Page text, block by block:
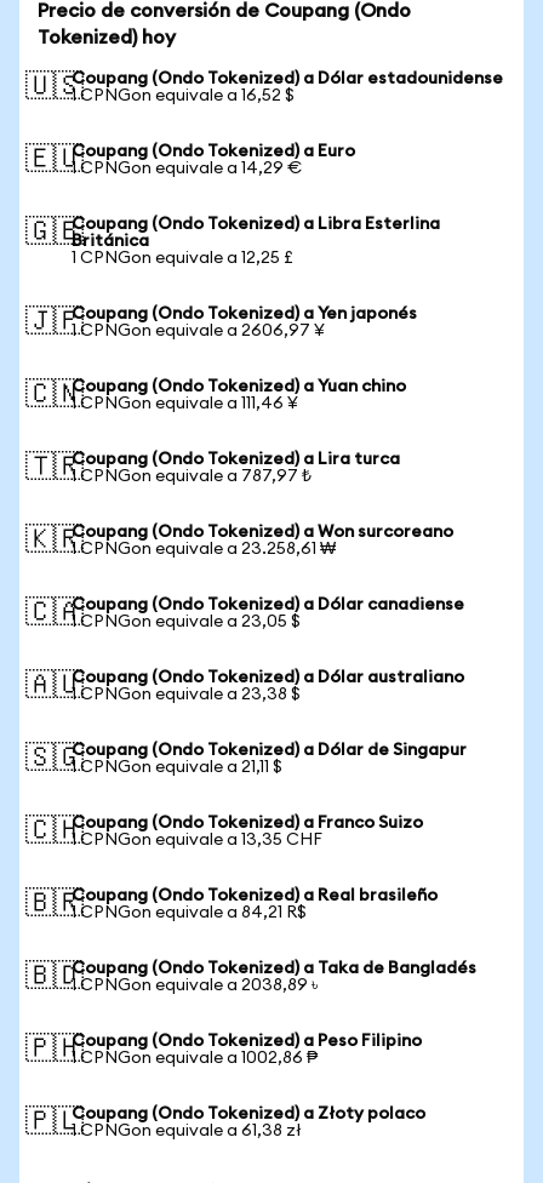
Precio de conversión de Coupang (Ondo
Tokenized) hoy
🇺🇸Coupang (Ondo Tokenized) a Dólar estadounidense
1 CPNGon equivale a 16,52 $
🇪🇺Coupang (Ondo Tokenized) a Euro
1 CPNGon equivale a 14,29 €
🇬🇧Coupang (Ondo Tokenized) a Libra Esterlina
Británica
1 CPNGon equivale a 12,25 £
🇯🇵Coupang (Ondo Tokenized) a Yen japonés
1 CPNGon equivale a 2606,97 ¥
🇨🇳Coupang (Ondo Tokenized) a Yuan chino
1 CPNGon equivale a 111,46 ¥
🇹🇷Coupang (Ondo Tokenized) a Lira turca
1 CPNGon equivale a 787,97 ₺
🇰🇷Coupang (Ondo Tokenized) a Won surcoreano
1 CPNGon equivale a 23.258,61 ₩
🇨🇦Coupang (Ondo Tokenized) a Dólar canadiense
1 CPNGon equivale a 23,05 $
🇦🇺Coupang (Ondo Tokenized) a Dólar australiano
1 CPNGon equivale a 23,38 $
🇸🇬Coupang (Ondo Tokenized) a Dólar de Singapur
1 CPNGon equivale a 21,11 $
🇨🇭Coupang (Ondo Tokenized) a Franco Suizo
1 CPNGon equivale a 13,35 CHF
🇧🇷Coupang (Ondo Tokenized) a Real brasileño
1 CPNGon equivale a 84,21 R$
🇧🇩Coupang (Ondo Tokenized) a Taka de Bangladés
1 CPNGon equivale a 2038,89 ৳
🇵🇭Coupang (Ondo Tokenized) a Peso Filipino
1 CPNGon equivale a 1002,86 ₱
🇵🇱Coupang (Ondo Tokenized) a Złoty polaco
1 CPNGon equivale a 61,38 zł